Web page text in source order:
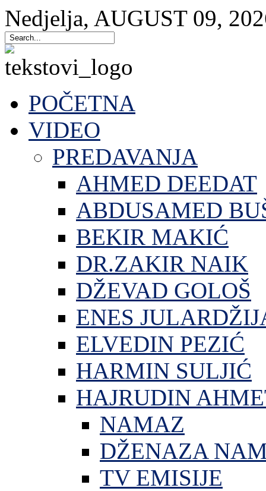
Nedjelja, AUGUST 09,
POČETNA
VIDEO
PREDAVANJA
AHMED DEEDAT
ABDUSAMED
BEKIR MAKIĆ
DR.ZAKIR NAIK
DŽEVAD GOLOŠ
ENES
ELVEDIN PEZIĆ
HARMIN SULJIĆ
HAJRUDIN
NAMAZ
DŽENAZA
TV EMISIJE